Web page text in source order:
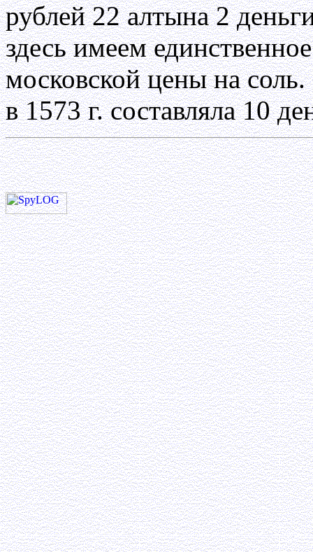
рублей 22 алтына 2
здесь имеем
московской цены на
в 1573 г. составляла 10